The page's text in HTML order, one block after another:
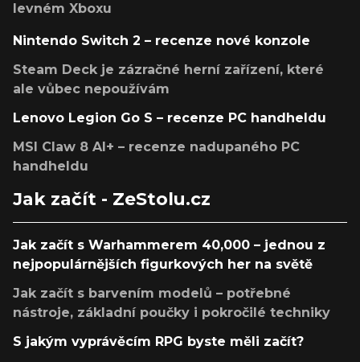
levném Xboxu
Nintendo Switch 2 – recenze nové konzole
Steam Deck je zázračné herní zařízení, které
ale vůbec nepoužívám
Lenovo Legion Go S – recenze PC handheldu
MSI Claw 8 AI+ – recenze nadupaného PC
handheldu
Jak začít - ZeStolu.cz
Jak začít s Warhammerem 40,000 – jednou z
nejpopulárnějších figurkových her na světě
Jak začít s barvením modelů – potřebné
nástroje, základní poučky i pokročilé techniky
S jakým vyprávěcím RPG byste měli začít?